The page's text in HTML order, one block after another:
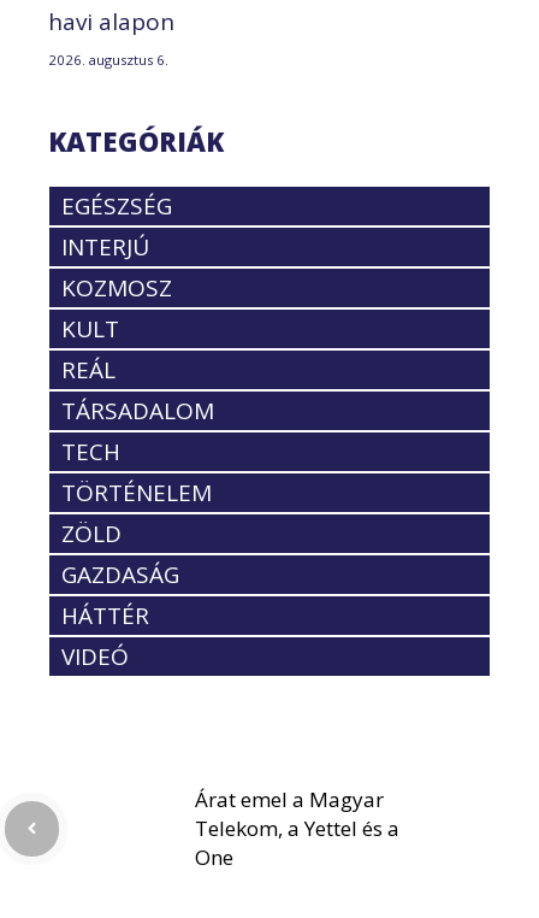
havi alapon
2026. augusztus 6.
KATEGÓRIÁK
EGÉSZSÉG
INTERJÚ
KOZMOSZ
KULT
REÁL
TÁRSADALOM
TECH
TÖRTÉNELEM
ZÖLD
GAZDASÁG
HÁTTÉR
VIDEÓ
Árat emel a Magyar
Telekom, a Yettel és a
One